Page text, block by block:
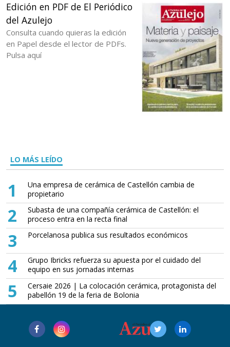
Edición en PDF de El Periódico
del Azulejo
Consulta cuando quieras la edición
en Papel desde el lector de PDFs.
Pulsa aquí
LO MÁS LEÍDO
1
Una empresa de cerámica de Castellón cambia de
propietario
2
Subasta de una compañía cerámica de Castellón: el
proceso entra en la recta final
3 Porcelanosa publica sus resultados económicos
4
Grupo Ibricks refuerza su apuesta por el cuidado del
equipo en sus jornadas internas
5
Cersaie 2026 | La colocación cerámica, protagonista del
pabellón 19 de la feria de Bolonia